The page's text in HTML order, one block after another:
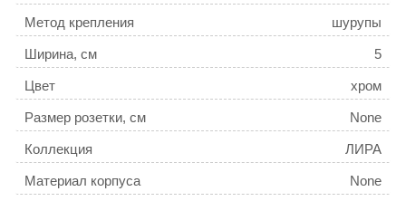
Метод крепления шурупы
Ширина, см 5
Цвет хром
Размер розетки, см None
Коллекция ЛИРА
Материал корпуса None